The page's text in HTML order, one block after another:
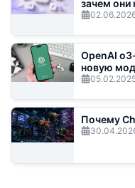
зачем
OpenAI
новую
Почему